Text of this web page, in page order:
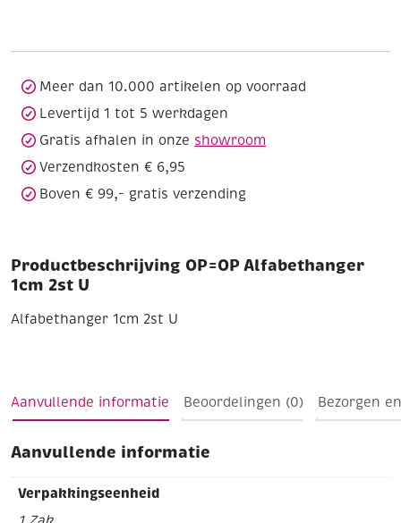
Meer dan 10.000 artikelen op voorraad
Levertijd 1 tot 5 werkdagen
Gratis afhalen in onze showroom
Verzendkosten € 6,95
Boven € 99,- gratis verzending
Productbeschrijving OP=OP Alfabethanger
1cm 2st U
Alfabethanger 1cm 2st U
Aanvullende informatie Beoordelingen (0) Bezorgen
Aanvullende informatie
Verpakkingseenheid